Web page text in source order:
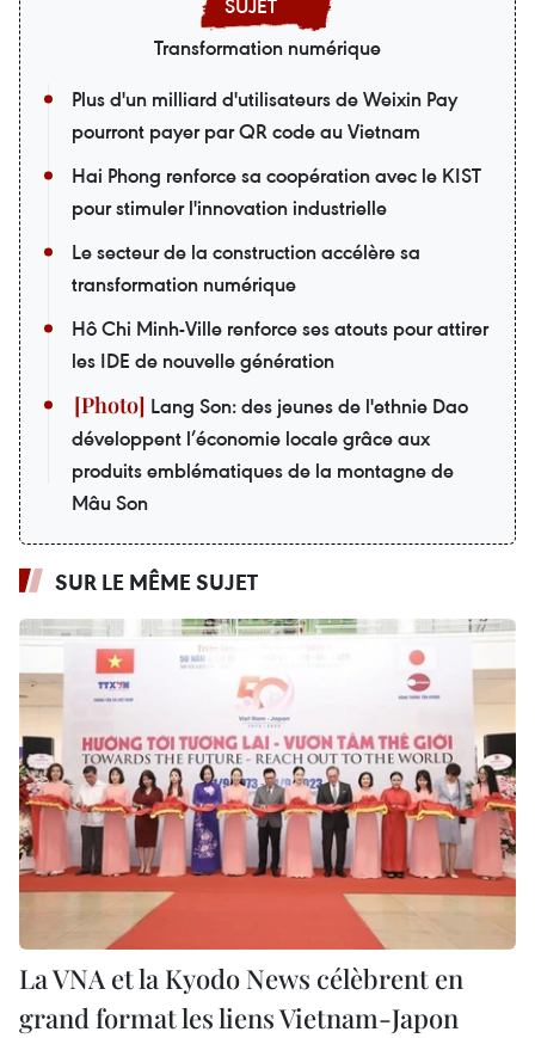
Transformation numérique
Plus d'un milliard d'utilisateurs de Weixin Pay
pourront payer par QR code au Vietnam
Hai Phong renforce sa coopération avec le KIST
pour stimuler l'innovation industrielle
Le secteur de la construction accélère sa
transformation numérique
Hô Chi Minh-Ville renforce ses atouts pour attirer
les IDE de nouvelle génération
Lang Son: des jeunes de l'ethnie Dao
développent l’économie locale grâce aux
produits emblématiques de la montagne de
Mâu Son
SUR LE MÊME SUJET
La VNA et la Kyodo News célèbrent en
grand format les liens Vietnam-Japon